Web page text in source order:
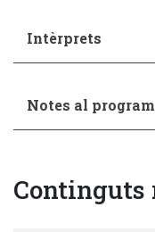
Intèrprets
Notes al
Continguts